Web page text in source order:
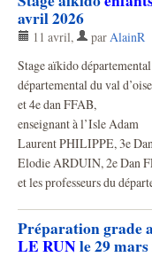
avril 2026
11 avril, par AlainR
Stage aïkido
départemental du val
et 4e dan FFAB,
enseignant à l’Isle Adam
Laurent PHILIPPE, 3e
Elodie ARDUIN, 2e Dan
et les professeurs du
Préparation grade
LE RUNle 29